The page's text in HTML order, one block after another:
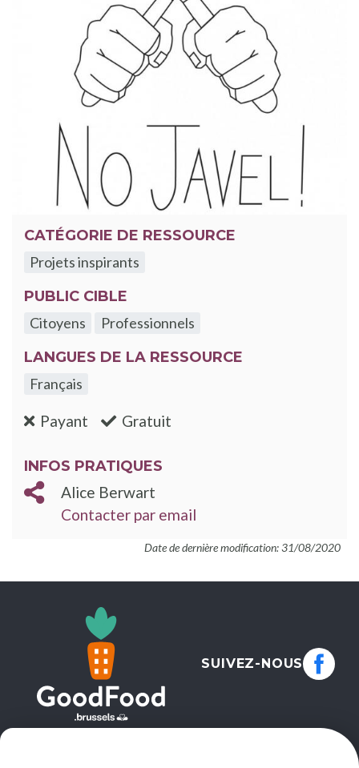
CATÉGORIE DE RESSOURCE
Projets inspirants
PUBLIC CIBLE
Citoyens
Professionnels
LANGUES DE LA RESSOURCE
Français
Payant :non Gratuit
INFOS PRATIQUES
Alice Berwart
Contacter par email
Date de dernière modification: 31/08/2020
SUIVEZ-NOUS